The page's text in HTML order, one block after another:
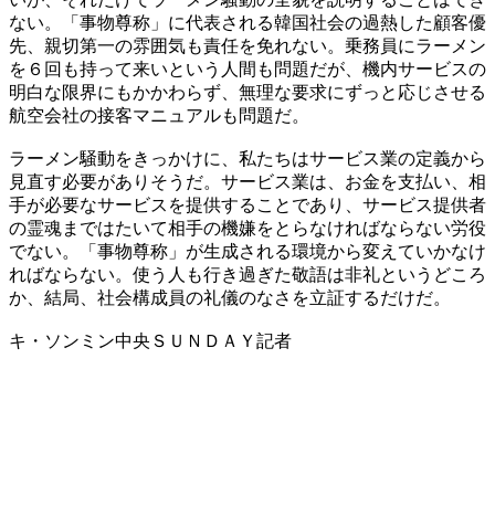
ない。「事物尊称」に代表される韓国社会の過熱した顧客優
先、親切第一の雰囲気も責任を免れない。乗務員にラーメン
を６回も持って来いという人間も問題だが、機内サービスの
明白な限界にもかかわらず、無理な要求にずっと応じさせる
航空会社の接客マニュアルも問題だ。
ラーメン騒動をきっかけに、私たちはサービス業の定義から
見直す必要がありそうだ。サービス業は、お金を支払い、相
手が必要なサービスを提供することであり、サービス提供者
の霊魂まではたいて相手の機嫌をとらなければならない労役
でない。「事物尊称」が生成される環境から変えていかなけ
ればならない。使う人も行き過ぎた敬語は非礼というどころ
か、結局、社会構成員の礼儀のなさを立証するだけだ。
キ・ソンミン中央ＳＵＮＤＡＹ記者